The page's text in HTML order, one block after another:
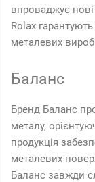
впроваджує
Rolax
металевих
Баланс
Бренд Баланс
металу,
продукція
металевих
Баланс завжди